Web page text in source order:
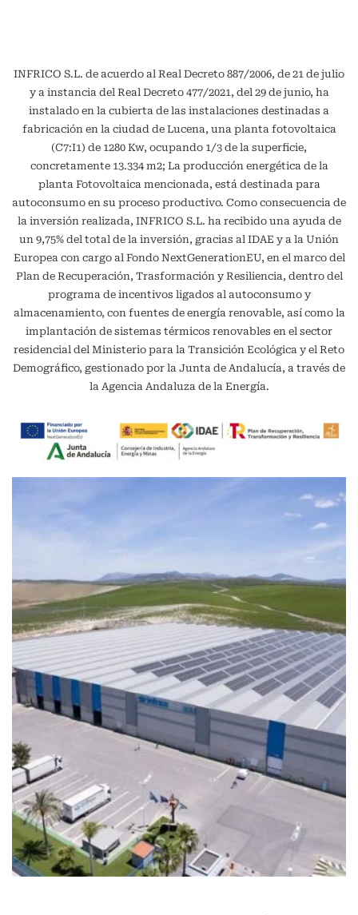
INFRICO S.L. de acuerdo al Real Decreto 887/2006, de 21 de julio
y a instancia del Real Decreto 477/2021, del 29 de junio, ha
instalado en la cubierta de las instalaciones destinadas a
fabricación en la ciudad de Lucena, una planta fotovoltaica
(C7:I1) de 1280 Kw, ocupando 1/3 de la superficie,
concretamente 13.334 m2; La producción energética de la
planta Fotovoltaica mencionada, está destinada para
autoconsumo en su proceso productivo. Como consecuencia de
la inversión realizada, INFRICO S.L. ha recibido una ayuda de
un 9,75% del total de la inversión, gracias al IDAE y a la Unión
Europea con cargo al Fondo NextGenerationEU, en el marco del
Plan de Recuperación, Trasformación y Resiliencia, dentro del
programa de incentivos ligados al autoconsumo y
almacenamiento, con fuentes de energía renovable, así como la
implantación de sistemas térmicos renovables en el sector
residencial del Ministerio para la Transición Ecológica y el Reto
Demográfico, gestionado por la Junta de Andalucía, a través de
la Agencia Andaluza de la Energía.